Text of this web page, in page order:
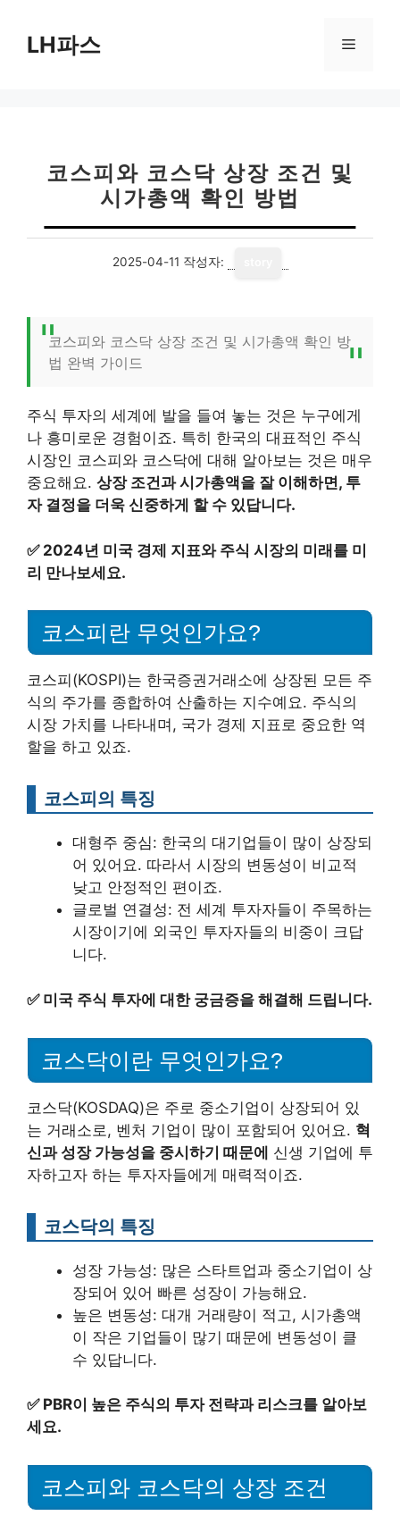
LH파스 메
코스피와 코스닥 상장 조건 및
시가총액 확인 방법
2025-04-11 작성자:
코스피와 코스닥 상장 조건 및 시가총액 확인 방
법 완벽 가이드
주식 투자의 세계에 발을 들여 놓는 것은 누구에게
나 흥미로운 경험이죠. 특히 한국의 대표적인 주식
시장인 코스피와 코스닥에 대해 알아보는 것은 매우
중요해요. 상장 조건과 시가총액을 잘 이해하면, 투
자 결정을 더욱 신중하게 할 수 있답니다.
✅ 2024년 미국 경제 지표와 주식 시장의 미래를 미
리 만나보세요.
코스피란 무엇인가요?
코스피(KOSPI)는 한국증권거래소에 상장된 모든 주
식의 주가를 종합하여 산출하는 지수예요. 주식의
시장 가치를 나타내며, 국가 경제 지표로 중요한 역
할을 하고 있죠.
코스피의 특징
대형주 중심: 한국의 대기업들이 많이 상장되
어 있어요. 따라서 시장의 변동성이 비교적
낮고 안정적인 편이죠.
글로벌 연결성: 전 세계 투자자들이 주목하는
시장이기에 외국인 투자자들의 비중이 크답
니다.
✅ 미국 주식 투자에 대한 궁금증을 해결해 드립니다.
코스닥이란 무엇인가요?
코스닥(KOSDAQ)은 주로 중소기업이 상장되어 있
는 거래소로, 벤처 기업이 많이 포함되어 있어요. 혁
신과 성장 가능성을 중시하기 때문에 신생 기업에 투
자하고자 하는 투자자들에게 매력적이죠.
코스닥의 특징
성장 가능성: 많은 스타트업과 중소기업이 상
장되어 있어 빠른 성장이 가능해요.
높은 변동성: 대개 거래량이 적고, 시가총액
이 작은 기업들이 많기 때문에 변동성이 클
수 있답니다.
✅ PBR이 높은 주식의 투자 전략과 리스크를 알아보
세요.
코스피와 코스닥의 상장 조건